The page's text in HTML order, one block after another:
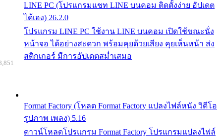
LINE PC (โปรแกรมแชท LINE บนคอม ติดตั้งง่าย อัปเดต
ได้เอง) 26.2.0
โปรแกรม LINE PC ใช้งาน LINE บนคอม เปิดใช้ขณะนั่ง
หน้าจอ ได้อย่างสะดวก พร้อมคุยด้วยเสียง คุยเห็นหน้า ส่ง
สติกเกอร์ มีการอัปเดตสม่ำเสมอ
Format Factory (โหลด Format Factory แปลงไฟล์หนัง วิดีโอ
รูปภาพ เพลง) 5.16
ดาวน์โหลดโปรแกรม Format Factory โปรแกรมแปลงไฟล์